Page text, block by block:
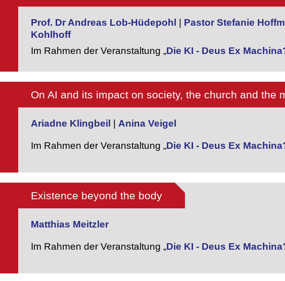
Prof. Dr Andreas Lob-Hüdepohl | Pastor Stefanie
Kohlhoff
Im Rahmen der Veranstaltung „Die KI - Deus Ex
On AI and its impact on society, the church and the
Ariadne Klingbeil | Anina Veigel
Im Rahmen der Veranstaltung „Die KI - Deus Ex
Existence beyond the body
Matthias Meitzler
Im Rahmen der Veranstaltung „Die KI - Deus Ex